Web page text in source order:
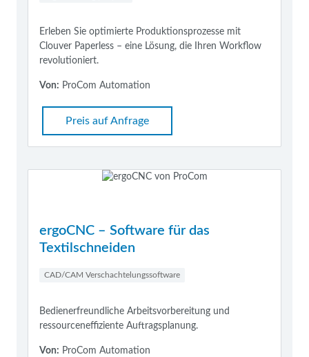
Erleben Sie optimierte Produktionsprozesse mit
Clouver Paperless – eine Lösung, die Ihren Workflow
revolutioniert.
Von: ProCom Automation
Preis auf Anfrage
ergoCNC – Software für das
Textilschneiden
CAD/CAM Verschachtelungssoftware
Bedienerfreundliche Arbeitsvorbereitung und
ressourceneffiziente Auftragsplanung.
Von: ProCom Automation